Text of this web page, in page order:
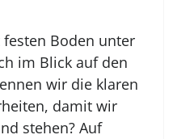
Boden unter
im Blick auf den
wir die klaren
damit wir
stehen? Auf